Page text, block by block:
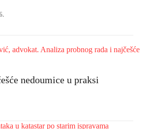
nedoumice u praksi